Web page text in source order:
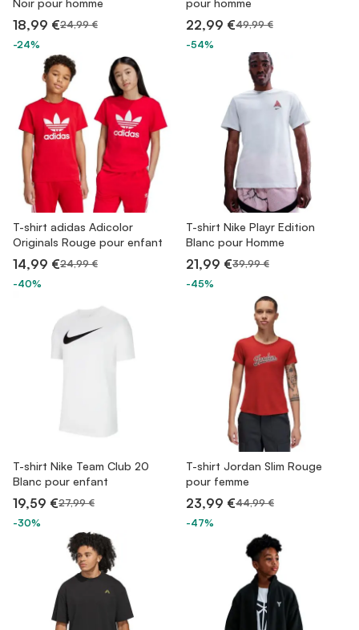
Noir pour homme
18,99 €24,99 €
-24%
pour homme
22,99 €49,99 €
-54%
T-shirt adidas Adicolor
Originals Rouge pour enfant
14,99 €24,99 €
-40%
T-shirt Nike Playr Edition
Blanc pour Homme
21,99 €39,99 €
-45%
T-shirt Nike Team Club 20
Blanc pour enfant
19,59 €27,99 €
-30%
T-shirt Jordan Slim Rouge
pour femme
23,99 €44,99 €
-47%